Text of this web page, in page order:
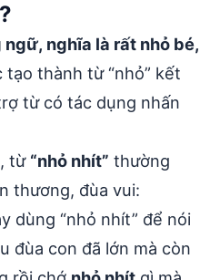
nghĩa là rất nhỏ bé,
thành từ “nhỏ” kết
từ có tác dụng nhấn
từ “nhỏ nhít” thường
thương, đùa vui:
dùng “nhỏ nhít” để nói
đùa con đã lớn mà còn